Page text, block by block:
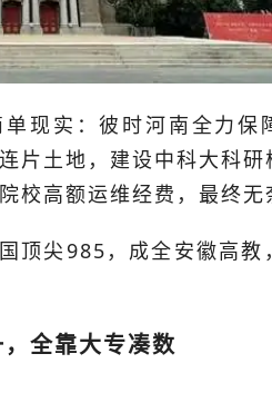
现实：彼时河南全力保
片土地，建设中科大科研
校高额运维经费，最终无
顶尖985，成全安徽高教
全靠大专凑数